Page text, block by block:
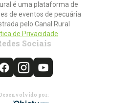
é uma plataforma de
de eventos de pecuária
pelo Canal Rural
de Privacidade
Sociais
por: